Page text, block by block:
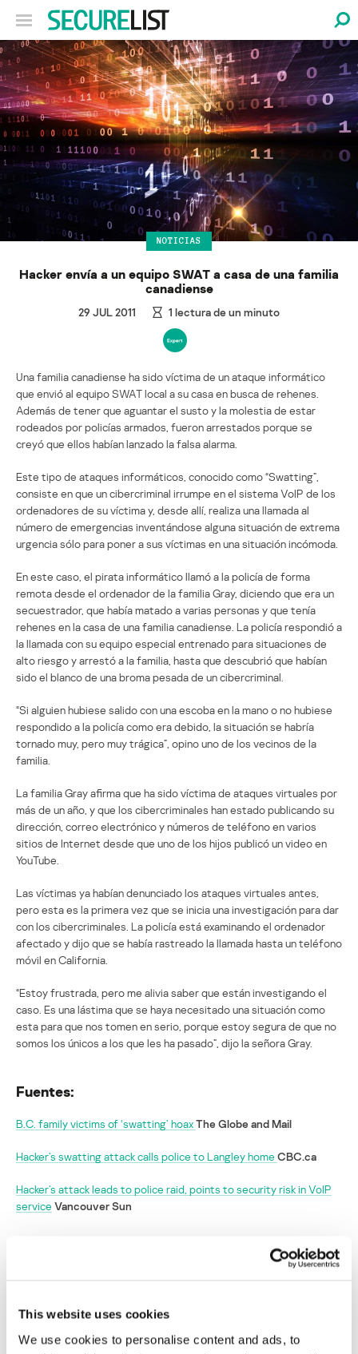
This website uses cookies
We use cookies to personalise content and ads, to
NOTICIAS
Hacker envía a un equipo SWAT a casa de una familia
canadiense
29 JUL 2011 1 lectura de un minuto
Una familia canadiense ha sido víctima de un ataque informático
que envió al equipo SWAT local a su casa en busca de rehenes.
Además de tener que aguantar el susto y la molestia de estar
rodeados por policías armados, fueron arrestados porque se
creyó que ellos habían lanzado la falsa alarma.
Este tipo de ataques informáticos, conocido como “Swatting”,
consiste en que un cibercriminal irrumpe en el sistema VoIP de los
ordenadores de su víctima y, desde allí, realiza una llamada al
número de emergencias inventándose alguna situación de extrema
urgencia sólo para poner a sus víctimas en una situación incómoda.
En este caso, el pirata informático llamó a la policía de forma
remota desde el ordenador de la familia Gray, diciendo que era un
secuestrador, que había matado a varias personas y que tenía
rehenes en la casa de una familia canadiense. La policía respondió a
la llamada con su equipo especial entrenado para situaciones de
alto riesgo y arrestó a la familia, hasta que descubrió que habían
sido el blanco de una broma pesada de un cibercriminal.
“Si alguien hubiese salido con una escoba en la mano o no hubiese
respondido a la policía como era debido, la situación se habría
tornado muy, pero muy trágica”, opino uno de los vecinos de la
familia.
La familia Gray afirma que ha sido víctima de ataques virtuales por
más de un año, y que los cibercriminales han estado publicando su
dirección, correo electrónico y números de teléfono en varios
sitios de Internet desde que uno de los hijos publicó un video en
YouTube.
Las víctimas ya habían denunciado los ataques virtuales antes,
pero esta es la primera vez que se inicia una investigación para dar
con los cibercriminales. La policía está examinando el ordenador
afectado y dijo que se había rastreado la llamada hasta un teléfono
móvil en California.
“Estoy frustrada, pero me alivia saber que están investigando el
caso. Es una lástima que se haya necesitado una situación como
esta para que nos tomen en serio, porque estoy segura de que no
somos los únicos a los que les ha pasado”, dijo la señora Gray.
Fuentes:
B.C. family victims of ‘swatting’ hoaxThe Globe and Mail
Hacker’s swatting attack calls police to Langley home CBC.ca
Hacker’s attack leads to police raid, points to security risk in VoIP
service Vancouver Sun
Hacker envía a un equipo SWAT a casa de
Su dirección de correo electrónico no será publicada.